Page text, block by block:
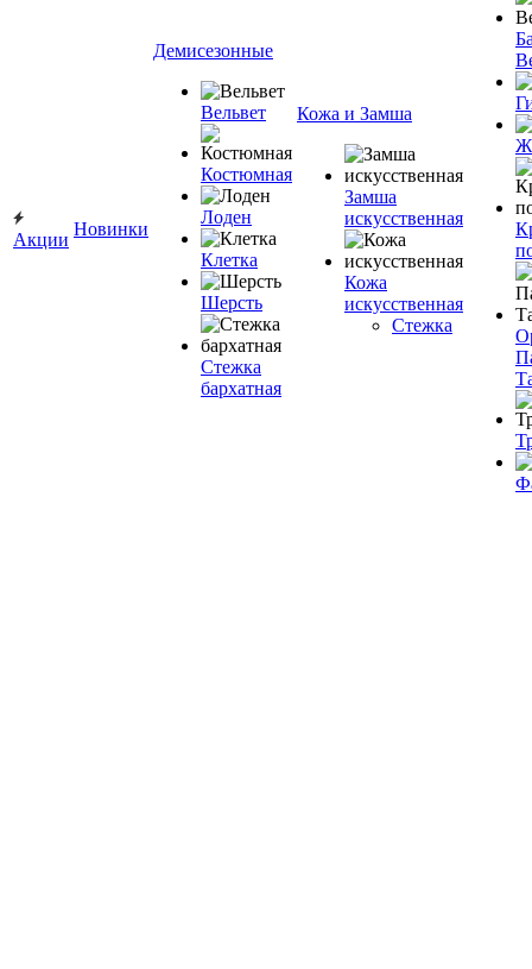
Акции
Новинки
Демисезонные
Вельвет
Костюмная
Лоден
Клетка
Шерсть
Стежка
бархатная
Кожа и Замша
Замша
искусственная
Кожа
искусственная
Стежка